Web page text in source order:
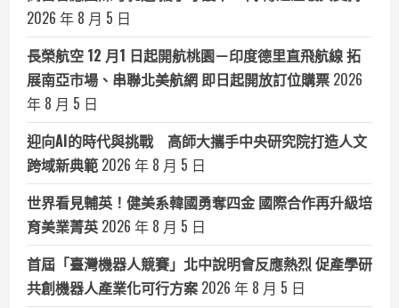
2026 年 8 月 5 日
長榮航空 12 月1 日起開航桃園－印度德里直飛航線 拓
展南亞市場、串聯北美航網 即日起開放訂位購票 2026
年 8 月 5 日
迎向AI的時代與挑戰 高師大攜手中央研究院打造人文
跨域新典範 2026 年 8 月 5 日
世界看見輔英！健美系韓國勇奪四金 國際合作再升級培
育美業菁英 2026 年 8 月 5 日
首屆「臺灣機器人競賽」北中說明會反應熱烈 促產學研
共創機器人產業化可行方案 2026 年 8 月 5 日